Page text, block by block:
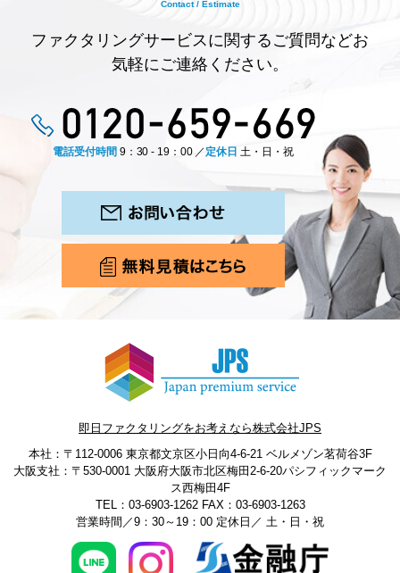
Contact / Estimate
ファクタリングサービスに関するご質問などお
気軽にご連絡ください。
電話受付時間 9：30 - 19：00 ／ 定休日 土・日・祝
即日ファクタリングをお考えなら株式会社JPS
本社：〒112-0006 東京都文京区小日向4-6-21 ベルメゾン茗荷谷3F
大阪支社：〒530-0001 大阪府大阪市北区梅田2-6-20パシフィックマーク
ス西梅田4F
TEL：03-6903-1262FAX：03-6903-1263
営業時間／9：30～19：00 定休日／ 土・日・祝